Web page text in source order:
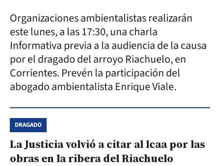
Organizaciones ambientalistas realizarán
este lunes, a las 17:30, una charla
Informativa previa a la audiencia de la causa
por el dragado del arroyo Riachuelo, en
Corrientes. Prevén la participación del
abogado ambientalista Enrique Viale.
DRAGADO
La Justicia volvió a citar al Icaa por las
obras en la ribera del Riachuelo